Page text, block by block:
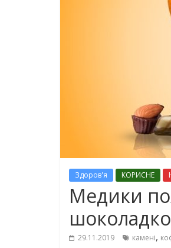
Здоров'я КОРИСНЕ
Медики
29.11.2019 камені,